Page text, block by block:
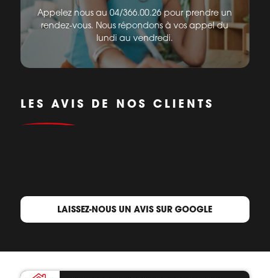
Appelez nous au 04/366.00.26 pour prendre un
rendez-vous. Nous répondons à vos appel du
lundi au vendredi.
LES AVIS DE NOS CLIENTS
LAISSEZ-NOUS UN AVIS SUR GOOGLE